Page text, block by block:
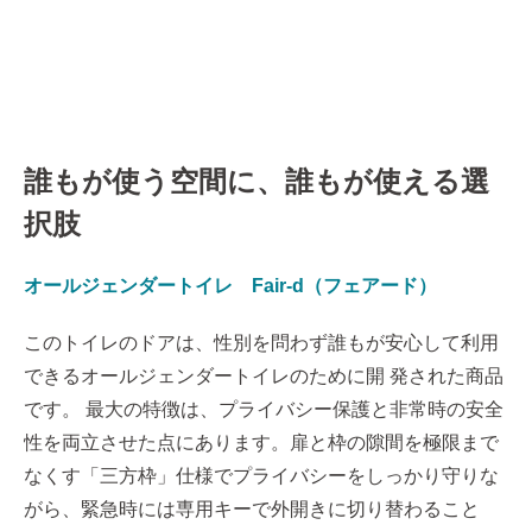
誰もが使う空間に、誰もが使える選
択肢
オールジェンダートイレ Fair-d（フェアード）
このトイレのドアは、性別を問わず誰もが安心して利用
できるオールジェンダートイレのために開 発された商品
です。 最大の特徴は、プライバシー保護と非常時の安全
性を両立させた点にあります。扉と枠の隙間を極限まで
なくす「三方枠」仕様でプライバシーをしっかり守りな
がら、緊急時には専用キーで外開きに切り替わること